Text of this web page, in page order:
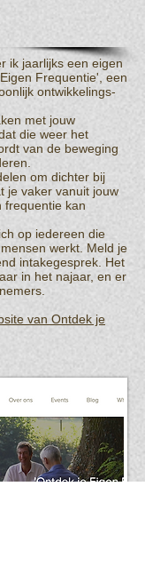
ik jaarlijks een eigen
Frequentie', een
ontwikkelings-
met jouw
die weer het
van de beweging
om dichter bij
je vaker vanuit jouw
frequentie kan
op iedereen die
werkt. Meld je
intakegesprek. Het
in het najaar, en er
van Ontdek je